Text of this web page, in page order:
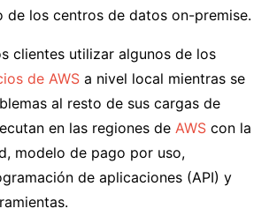
de los centros de datos on-premise.
clientes utilizar algunos de los
de AWS a nivel local mientras se
al resto de sus cargas de
en las regiones de AWS con la
modelo de pago por uso,
de aplicaciones (API) y